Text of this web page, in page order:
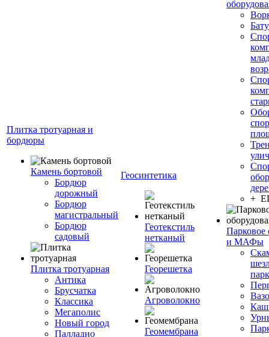
Плитка тротуарная и
бордюры
Камень бортовой
Бордюр
дорожный
Бордюр
магистральный
Бордюр
садовый
Плитка тротуарная
Антика
Брусчатка
Классика
Мегаполис
Новый город
Палладио
Геосинтетика
Геотекстиль
нетканый
Георешетка
Агроволокно
Геомембрана
+
Парковое
и МАФы